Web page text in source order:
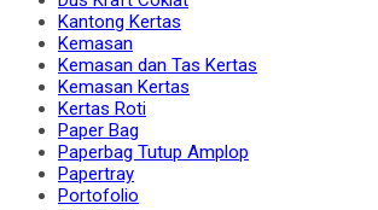
Kantong Kertas
Kemasan
Kemasan dan Tas Kertas
Kemasan Kertas
Kertas Roti
Paper Bag
Paperbag Tutup Amplop
Papertray
Portofolio